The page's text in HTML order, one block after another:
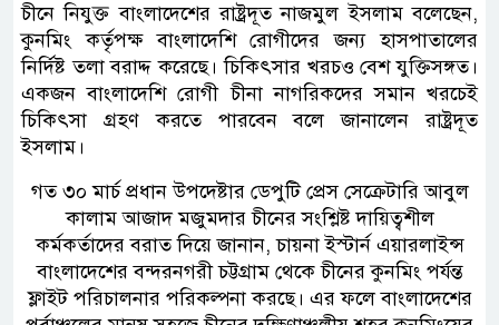
চীনে নিযুক্ত বাংলাদেশের রাষ্ট্রদূত নাজমুল ইসলাম বলেছেন,
কুনমিং কর্তৃপক্ষ বাংলাদেশি রোগীদের জন্য হাসপাতালের
নির্দিষ্ট তলা বরাদ্দ করেছে। চিকিৎসার খরচও বেশ যুক্তিসঙ্গত।
একজন বাংলাদেশি রোগী চীনা নাগরিকদের সমান খরচেই
চিকিৎসা গ্রহণ করতে পারবেন বলে জানালেন রাষ্ট্রদূত
ইসলাম।
গত ৩০ মার্চ প্রধান উপদেষ্টার ডেপুটি প্রেস সেক্রেটারি আবুল
কালাম আজাদ মজুমদার চীনের সংশ্লিষ্ট দায়িত্বশীল
কর্মকর্তাদের বরাত দিয়ে জানান, চায়না ইস্টার্ন এয়ারলাইন্স
বাংলাদেশের বন্দরনগরী চট্টগ্রাম থেকে চীনের কুনমিং পর্যন্ত
ফ্লাইট পরিচালনার পরিকল্পনা করছে। এর ফলে বাংলাদেশের